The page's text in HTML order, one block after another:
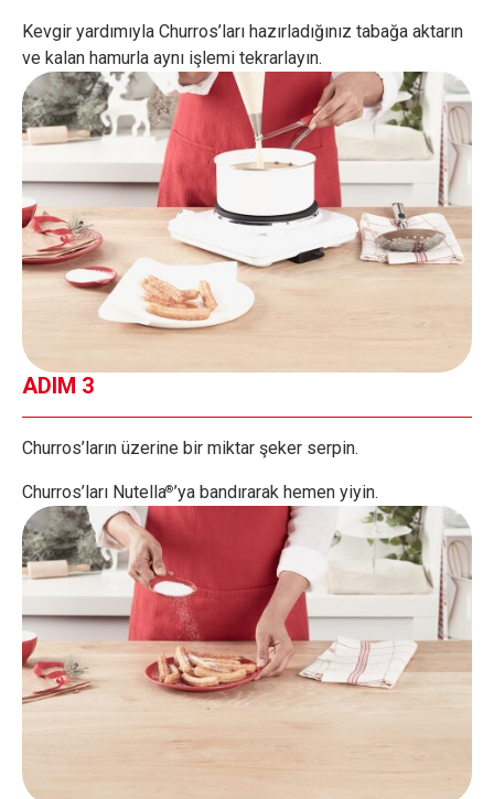
Kevgir yardımıyla Churros’ları hazırladığınız tabağa aktarın
ve kalan hamurla aynı işlemi tekrarlayın.
ADIM 3
Churros’ların üzerine bir miktar şeker serpin.
Churros’ları Nutella®’ya bandırarak hemen yiyin.